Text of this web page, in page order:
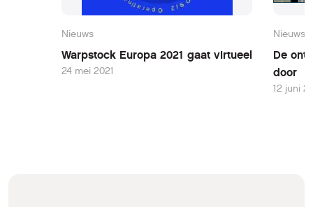
Nieuws
Warpstock Europa 2021 gaat virtueel
24 mei 2021
Nieuws
De
door
12 juni